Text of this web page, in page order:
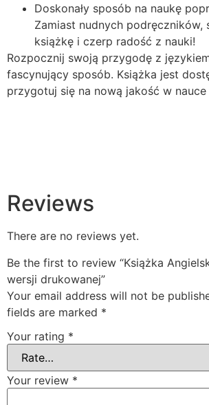
Doskonały sposób na naukę
Zamiast nudnych podręczników,
książkę i czerp radość z nauki!
Rozpocznij swoją przygodę z
fascynujący sposób. Książka jest
przygotuj się na nową jakość w nauce
Reviews
There are no reviews yet.
Be the first to review “Książka
wersji drukowanej”
Your email address will not be
fields are marked *
Your rating *
Your review *